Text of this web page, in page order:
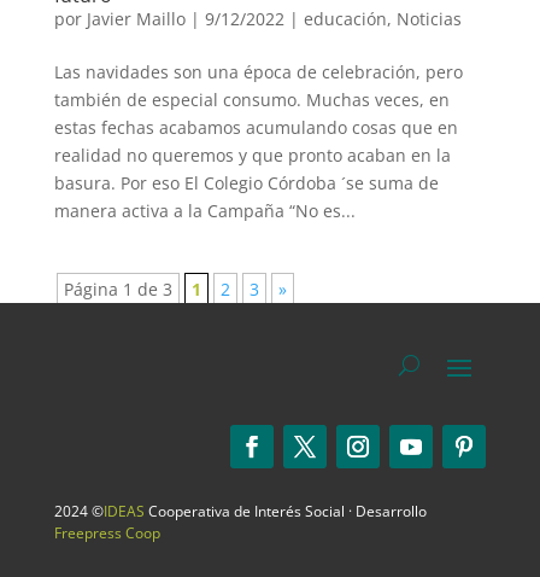
por Javier Maillo| 9/12/2022 | educación, Noticias
Las navidades son una época de celebración, pero
también de especial consumo. Muchas veces, en
estas fechas acabamos acumulando cosas que en
realidad no queremos y que pronto acaban en la
basura. Por eso El Colegio Córdoba ´se suma de
manera activa a la Campaña “No es...
Página 1 de 3 1 2 3 »
2024 ©IDEAS Cooperativa de Interés Social · Desarrollo
Freepress Coop